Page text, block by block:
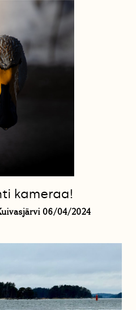
kameraa!
06/04/2024